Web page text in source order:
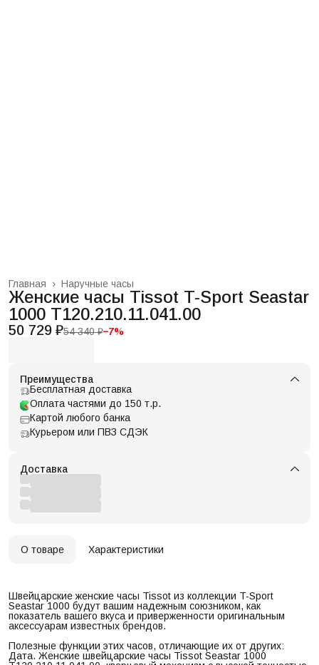
Наручные часы
Главная ›
Женские часы Tissot T-Sport Seastar
1000 T120.210.11.041.00
50 729 ₽54 340 ₽−7%
Преимущества
Бесплатная доставка
Оплата частями до 150 т.р.
Картой любого банка
Курьером или ПВЗ СДЭК
Доставка
О товаре Характеристики
Швейцарские женские часы Tissot из коллекции T-Sport
Seastar 1000 будут вашим надежным союзником, как
показатель вашего вкуса и приверженности оригинальным
аксессуарам известных брендов.
Полезные функции этих часов, отличающие их от других:
Дата. Женские швейцарские часы Tissot Seastar 1000